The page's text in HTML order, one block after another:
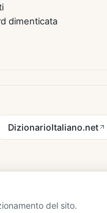
dimenticata
DizionarioItaliano.net
del sito.